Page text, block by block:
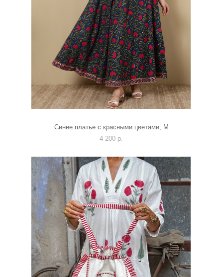
Синее платье с красными цветами, М
4 200 p.